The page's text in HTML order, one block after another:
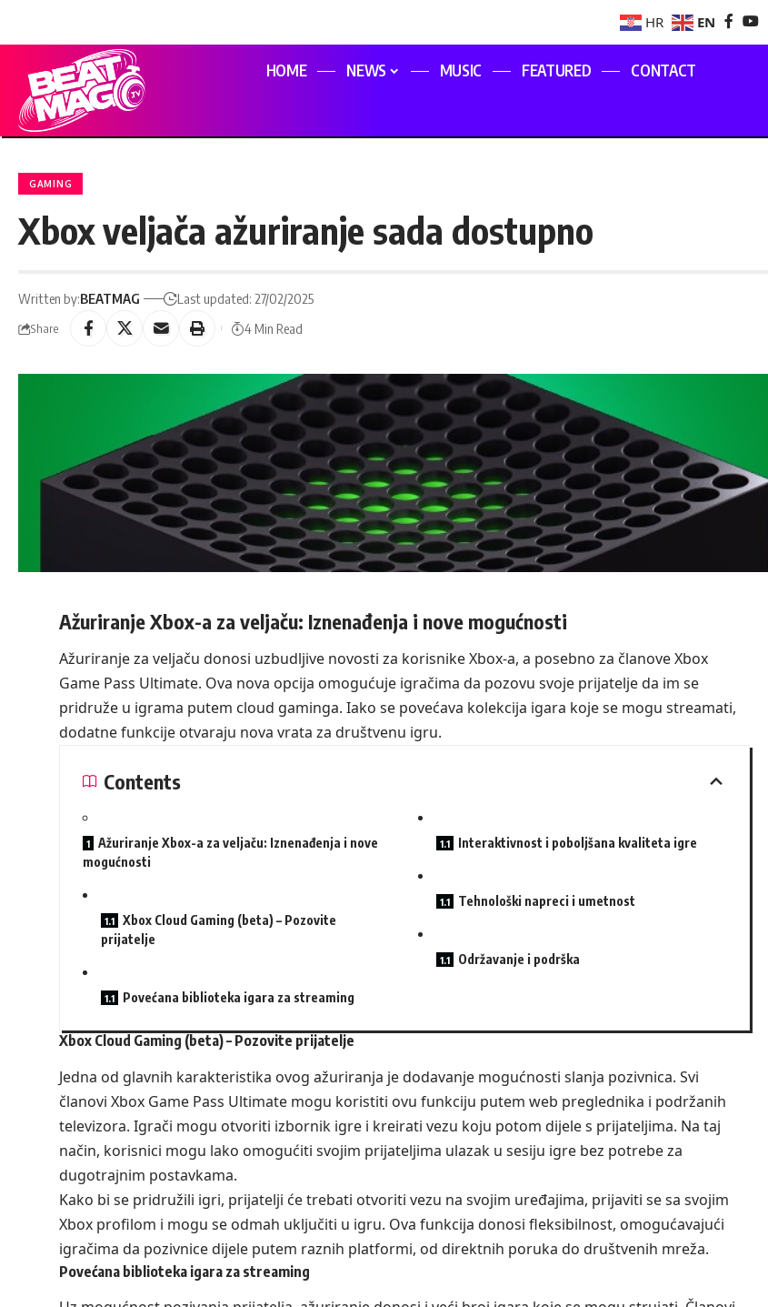
HR EN
HOME NEWS MUSIC FEATURED CONTACT
GAMING
Xbox veljača ažuriranje sada dostupno
Written by:BEATMAG Last updated: 27/02/2025
Share 4 Min Read
Ažuriranje Xbox-a za veljaču: Iznenađenja i nove mogućnosti
Ažuriranje za veljaču donosi uzbudljive novosti za korisnike Xbox-a, a posebno za članove Xbox
Game Pass Ultimate. Ova nova opcija omogućuje igračima da pozovu svoje prijatelje da im se
pridruže u igrama putem cloud gaminga. Iako se povećava kolekcija igara koje se mogu streamati,
dodatne funkcije otvaraju nova vrata za društvenu igru.
Contents
Ažuriranje Xbox-a za veljaču: Iznenađenja i nove
mogućnosti
Xbox Cloud Gaming (beta) – Pozovite
prijatelje
Povećana biblioteka igara za streaming
Interaktivnost i poboljšana kvaliteta igre
Tehnološki napreci i umetnost
Održavanje i podrška
Xbox Cloud Gaming (beta) – Pozovite prijatelje
Jedna od glavnih karakteristika ovog ažuriranja je dodavanje mogućnosti slanja pozivnica. Svi
članovi Xbox Game Pass Ultimate mogu koristiti ovu funkciju putem web preglednika i podržanih
televizora. Igrači mogu otvoriti izbornik igre i kreirati vezu koju potom dijele s prijateljima. Na taj
način, korisnici mogu lako omogućiti svojim prijateljima ulazak u sesiju igre bez potrebe za
dugotrajnim postavkama.
Kako bi se pridružili igri, prijatelji će trebati otvoriti vezu na svojim uređajima, prijaviti se sa svojim
Xbox profilom i mogu se odmah uključiti u igru. Ova funkcija donosi fleksibilnost, omogućavajući
igračima da pozivnice dijele putem raznih platformi, od direktnih poruka do društvenih mreža.
Povećana biblioteka igara za streaming